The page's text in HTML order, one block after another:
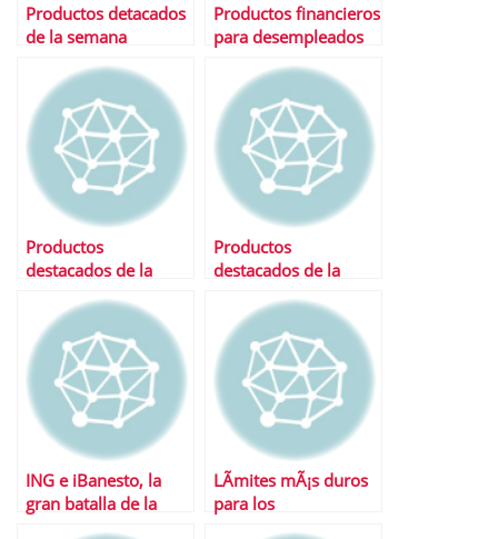
Productos detacados
de la semana
Productos financieros
para desempleados
Productos
destacados de la
Productos
destacados de la
ING e iBanesto, la
gran batalla de la
LÃ­mites mÃ¡s duros
para los